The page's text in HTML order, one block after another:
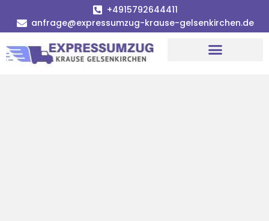
+4915792644411
anfrage@expressumzug-krause-gelsenkirchen.de